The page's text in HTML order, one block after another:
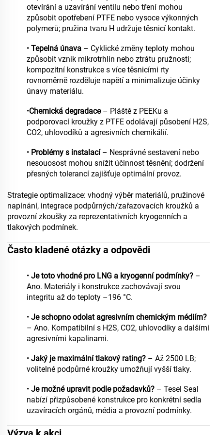
otevírání a uzavírání ventilu nebo tření mohou
způsobit opotřebení PTFE nebo vysoce výkonných
polymerů; pružina tvaru H udržuje těsnicí kontakt.
• Tepelná únava – Cyklické změny teploty mohou
způsobit vznik mikrotrhlin nebo ztrátu pružnosti;
kompozitní konstrukce s více těsnicími rty
rovnoměrně rozděluje napětí a minimalizuje účinky
únavy materiálu.
•Chemická degradace – Pláště z PEEKu a
podporovací kroužky z PTFE odolávají působení H2S,
CO2, uhlovodíků a agresivních chemikálií.
• Problémy s instalací – Nesprávné sestavení nebo
nesouosost mohou snížit účinnost těsnění; dodržení
přesných tolerancí zajišťuje optimální provoz.
Strategie optimalizace: vhodný výběr materiálů, pružinové
napínání, integrace podpůrných/zařazovacích kroužků a
provozní zkoušky za reprezentativních kryogenních a
tlakových podmínek.
Často kladené otázky a odpovědi
• Je toto vhodné pro LNG a kryogenní podmínky? –
Ano. Materiály i konstrukce zachovávají svou
integritu až do teploty –196 °C.
• Je schopno odolat agresivním chemickým médiím?
– Ano. Kompatibilní s H2S, CO2, uhlovodíky a dalšími
agresivními kapalinami.
• Jaký je maximální tlakový rating? – Až 2500 LB;
volitelné podpůrné kroužky umožňují vyšší tlaky.
• Je možné upravit podle požadavků? – Tesel Seal
nabízí přizpůsobené konstrukce pro konkrétní sedla
uzavíracích orgánů, média a provozní podmínky.